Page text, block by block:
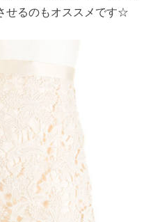
せるのもオススメです☆